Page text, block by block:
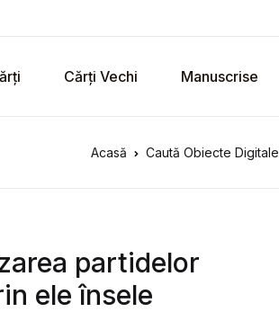
Cărți Vechi Manuscrise
Acasă Caută Obiecte Digitale
partidelor
ele însele